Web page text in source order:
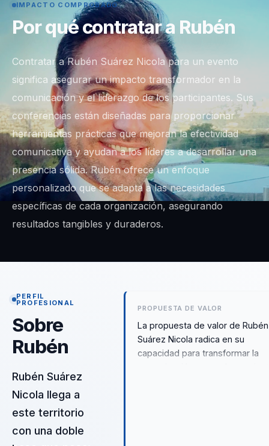
IMPACTO COMPROBADO
Por qué contratar a Rubén
Contratar a Rubén Suárez Nicola para un evento
significa asegurar un impacto transformador en la
comunicación y el liderazgo de los participantes. Sus
conferencias están diseñadas para proporcionar
herramientas prácticas que mejoran la efectividad
comunicativa y ayudan a los líderes a desarrollar una
presencia sólida. Rubén ofrece un enfoque
personalizado que se adapta a las necesidades
específicas de cada organización, asegurando
resultados tangibles y duraderos.
PERFIL
PROFESIONAL
Sobre
Rubén
Rubén Suárez
Nicola llega a
este territorio
con una doble
PROPUESTA DE VALOR
La propuesta de valor de Rubén
Suárez Nicola radica en su
capacidad para transformar la